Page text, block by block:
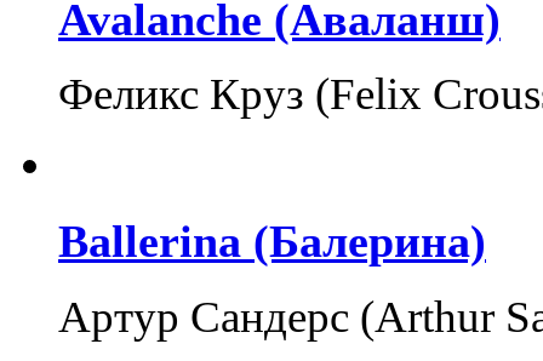
Avalanche (Аваланш)
Феликс Круз (Felix
Ballerina (Балерина)
Артур Сандерс (Arthur